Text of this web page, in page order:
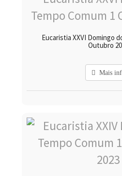
Eucaristia XXVI Domingo
Outubro
Mais